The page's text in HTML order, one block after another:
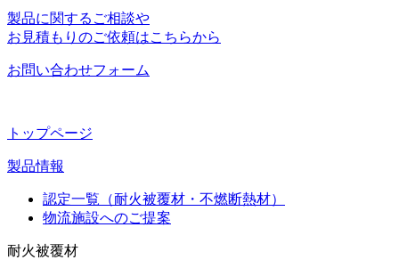
製品に関するご相談や
お見積もりのご依頼はこちらから
お問い合わせフォーム
トップページ
製品情報
認定一覧（耐火被覆材・不燃断熱材）
物流施設へのご提案
耐火被覆材